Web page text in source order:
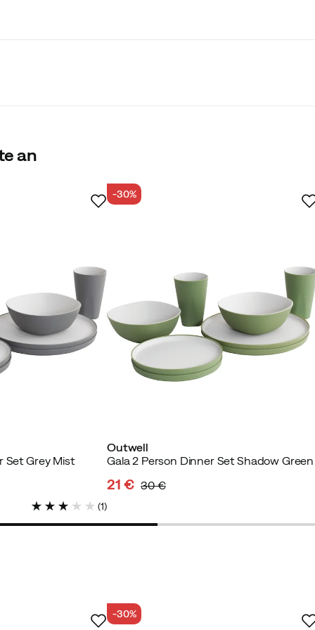
an
Set Grey Mist
(1)
Outwell
Gala 2 Person Dinner Set Shadow Green
-30%
21 € 30 €
-30%